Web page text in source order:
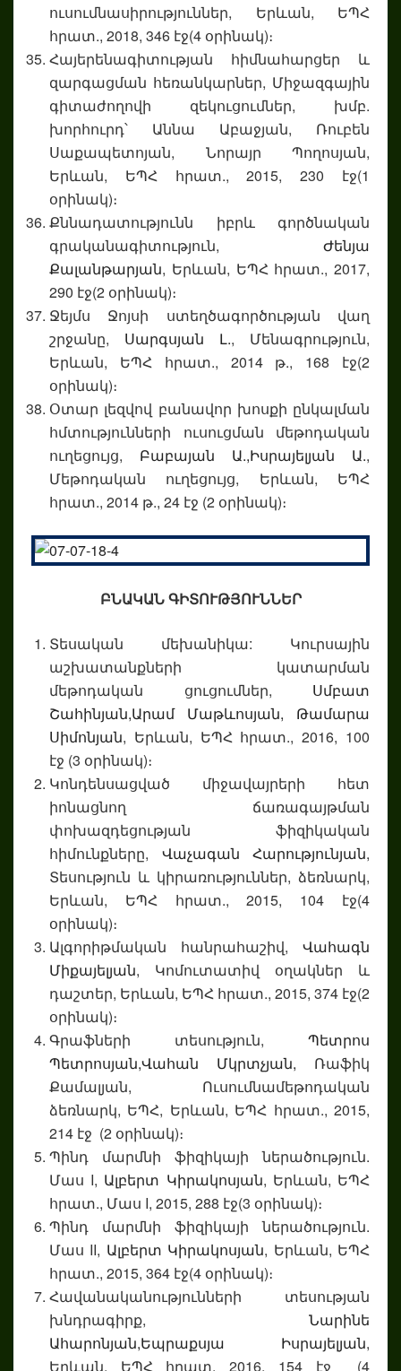
ուսումնասիրություններ, Երևան, ԵՊՀ
հրատ., 2018, 346 էջ(4 օրինակ)։
Հայերենագիտության հիմնահարցեր և
զարգացման հեռանկարներ, Միջազգային
գիտաժողովի զեկուցումներ, խմբ.
խորհուրդ՝ Աննա Աբաջյան, Ռուբեն
Սաքապետոյան, Նորայր Պողոսյան,
Երևան, ԵՊՀ հրատ., 2015, 230 էջ(1
օրինակ)։
Քննադատությունն իբրև գործնական
գրականագիտություն, Ժենյա
Քալանթարյան, Երևան, ԵՊՀ հրատ., 2017,
290 էջ(2 օրինակ)։
Ջեյմս Ջոյսի ստեղծագործության վաղ
շրջանը, Սարգսյան Լ., Մենագրություն,
Երևան, ԵՊՀ հրատ., 2014 թ., 168 էջ(2
օրինակ)։
Օտար լեզվով բանավոր խոսքի ընկալման
հմտությունների ուսուցման մեթոդական
ուղեցույց, Բաբայան Ա.,Իսրայելյան Ա.,
Մեթոդական ուղեցույց, Երևան, ԵՊՀ
հրատ., 2014 թ., 24 էջ (2 օրինակ)։
ԲՆԱԿԱՆ ԳԻՏՈՒԹՅՈՒՆՆԵՐ
Տեսական մեխանիկա: Կուրսային
աշխատանքների կատարման
մեթոդական ցուցումներ, Սմբատ
Շահինյան,Արամ Մաթևոսյան,
Թամարա
Սիմոնյան, Երևան, ԵՊՀ հրատ., 2016, 100
էջ (3 օրինակ)։
Կոնդենսացված միջավայրերի հետ
իոնացնող ճառագայթման
փոխազդեցության ֆիզիկական
հիմունքները, Վաչագան Հարությունյան,
Տեսություն և կիրառություններ, ձեռնարկ,
Երևան, ԵՊՀ հրատ., 2015, 104 էջ(4
օրինակ)։
Ալգորիթմական հանրահաշիվ, Վահագն
Միքայելյան, Կոմուտատիվ օղակներ և
դաշտեր, Երևան, ԵՊՀ հրատ., 2015, 374 էջ(2
օրինակ)։
Գրաֆների տեսություն, Պետրոս
Պետրոսյան,Վահան Մկրտչյան, Ռաֆիկ
Քամալյան, Ուսումնամեթոդական
ձեռնարկ, ԵՊՀ, Երևան, ԵՊՀ հրատ., 2015,
214 էջ (2 օրինակ)։
Պինդ մարմնի ֆիզիկայի ներածություն.
Մաս I, Ալբերտ Կիրակոսյան, Երևան, ԵՊՀ
հրատ., Մաս I, 2015, 288 էջ(3 օրինակ)։
Պինդ մարմնի ֆիզիկայի ներածություն.
Մաս II, Ալբերտ Կիրակոսյան, Երևան, ԵՊՀ
հրատ., 2015, 364 էջ(4 օրինակ)։
Հավանականությունների տեսության
խնդրագիրք, Նարինե
Ահարոնյան,Եպրաքսյա Իսրայելյան,
Երևան, ԵՊՀ հրատ. 2016, 154 էջ (4